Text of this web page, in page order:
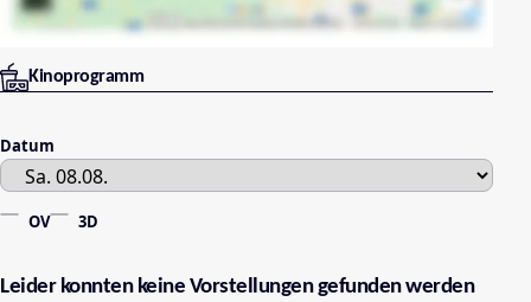
Kinoprogramm
Datum
OV 3D
Leider konnten keine Vorstellungen gefunden werden